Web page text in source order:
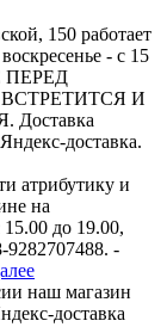
150 работает
- с 15
ПЕРЕД
И
доставка.
атрибутику и
на
до 19.00,
9282707488. -
наш магазин
доставка